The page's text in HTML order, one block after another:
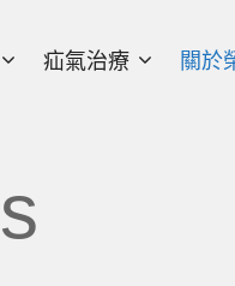
疝氣治療 關於